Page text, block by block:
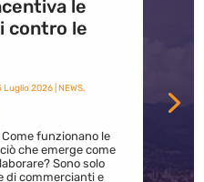
le
contro le
Luglio 2026| NEWS,
funzionano le
che emerge come
Sono solo
di commercianti e